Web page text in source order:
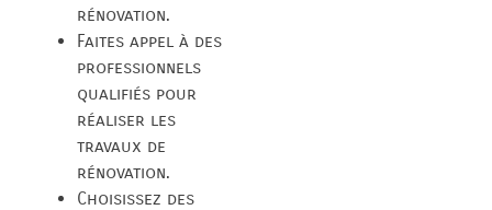
rénovation.
Faites appel à des
professionnels
qualifiés pour
réaliser les
travaux de
rénovation.
Choisissez des